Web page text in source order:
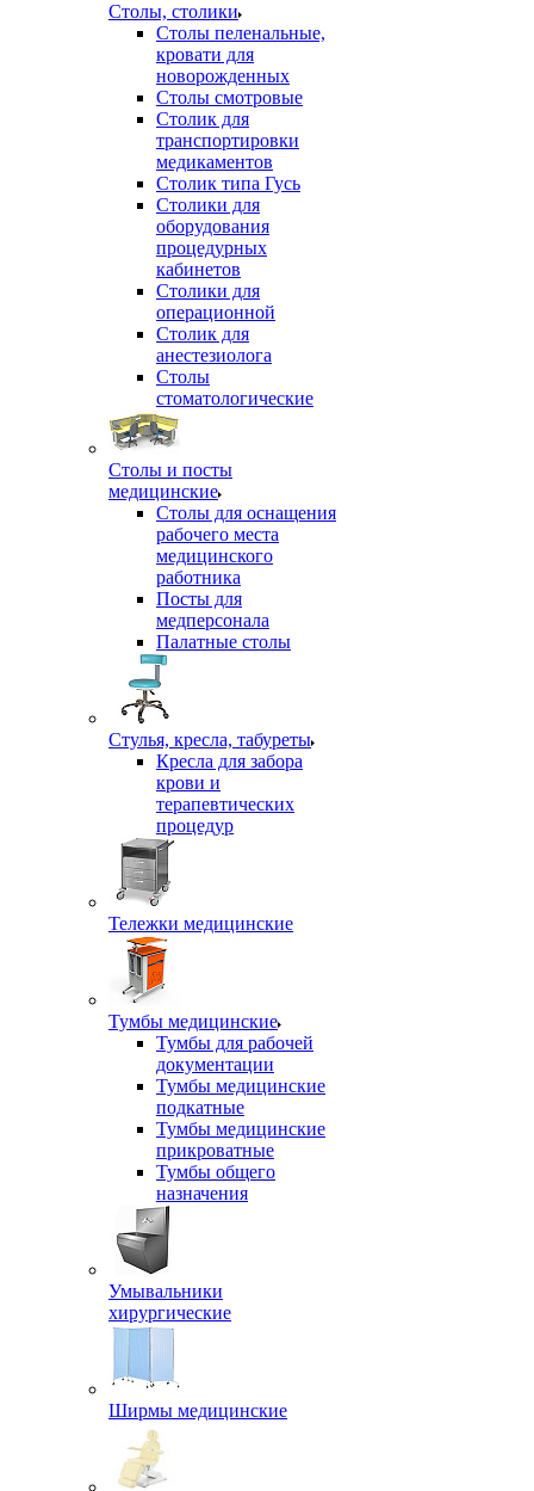
Столы, столики
Столы пеленальные,
кровати для
новорожденных
Столы смотровые
Столик для
транспортировки
медикаментов
Столик типа Гусь
Столики для
оборудования
процедурных
кабинетов
Столики для
операционной
Столик для
анестезиолога
Столы
стоматологические
Столы и посты
медицинские
Столы для оснащения
рабочего места
медицинского
работника
Посты для
медперсонала
Палатные столы
Стулья, кресла, табуреты
Кресла для забора
крови и
терапевтических
процедур
Тележки медицинские
Тумбы медицинские
Тумбы для рабочей
документации
Тумбы медицинские
подкатные
Тумбы медицинские
прикроватные
Тумбы общего
назначения
Умывальники
хирургические
Ширмы медицинские